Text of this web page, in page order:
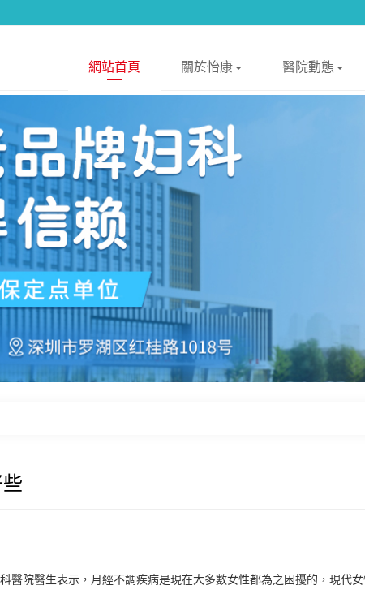
網站首頁 關於怡康 醫院動態
醫院醫生表示，月經不調疾病是現在大多數女性都為之困擾的，現代